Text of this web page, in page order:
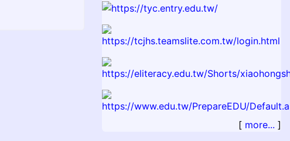
[ more... ]